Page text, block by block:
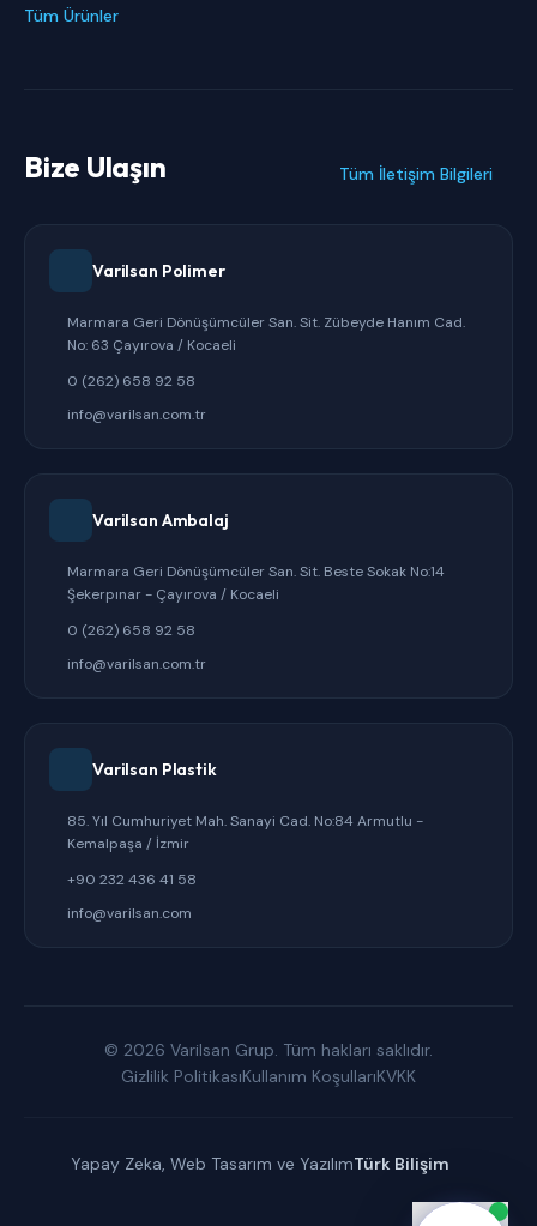
Tüm Ürünler
Bize Ulaşın Tüm İletişim Bilgileri
Varilsan Polimer
Marmara Geri Dönüşümcüler San. Sit. Zübeyde Hanım Cad.
No: 63 Çayırova / Kocaeli
0 (262) 658 92 58
info@varilsan.com.tr
Varilsan Ambalaj
Marmara Geri Dönüşümcüler San. Sit. Beste Sokak No:14
Şekerpınar - Çayırova / Kocaeli
0 (262) 658 92 58
info@varilsan.com.tr
Varilsan Plastik
85. Yıl Cumhuriyet Mah. Sanayi Cad. No:84 Armutlu -
Kemalpaşa / İzmir
+90 232 436 41 58
info@varilsan.com
© 2026 Varilsan Grup. Tüm hakları saklıdır.
Gizlilik PolitikasıKullanım KoşullarıKVKK
Yapay Zeka, Web Tasarım ve YazılımTürk Bilişim